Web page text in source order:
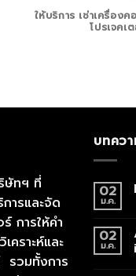
ให้บริการ เช่าเครื่อง
โปรเจคเ
ษัทฯ ที่
ารและจัด
การให้คำ
คราะห์และ
รวมทั้งการ
บทคว
02
ม.ค.
02
ม.ค.